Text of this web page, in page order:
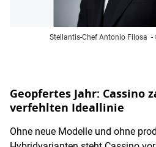
Stellantis-Chef Antonio Filosa -
Geopfertes Jahr: Cassino
verfehlten Ideallinie
Ohne neue Modelle und ohne